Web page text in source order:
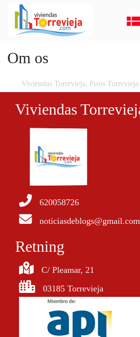
Om os
Viviendas Torrevieja, Pisos
Viviendas
620058726
noticiasdeblogs@gmail.com
Retning
C/ Pleamar, 21
03185 Torrevieja